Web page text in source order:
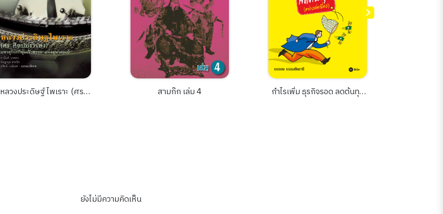
หลวงประดิษฐ์ไพเราะ (ศร
สามก๊ก เล่ม 4
กำไรเพิ่ม ธุรกิจรอด ลดต้นทุน
ยังไม่มีความคิดเห็น